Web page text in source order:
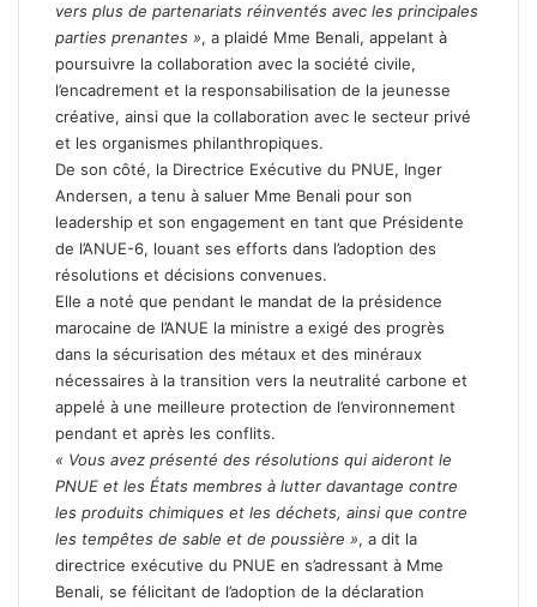
vers plus de partenariats réinventés avec les principales
parties prenantes », a plaidé Mme Benali, appelant à
poursuivre la collaboration avec la société civile,
l’encadrement et la responsabilisation de la jeunesse
créative, ainsi que la collaboration avec le secteur privé
et les organismes philanthropiques.
De son côté, la Directrice Exécutive du PNUE, Inger
Andersen, a tenu à saluer Mme Benali pour son
leadership et son engagement en tant que Présidente
de l’ANUE-6, louant ses efforts dans l’adoption des
résolutions et décisions convenues.
Elle a noté que pendant le mandat de la présidence
marocaine de l’ANUE la ministre a exigé des progrès
dans la sécurisation des métaux et des minéraux
nécessaires à la transition vers la neutralité carbone et
appelé à une meilleure protection de l’environnement
pendant et après les conflits.
« Vous avez présenté des résolutions qui aideront le
PNUE et les États membres à lutter davantage contre
les produits chimiques et les déchets, ainsi que contre
les tempêtes de sable et de poussière », a dit la
directrice exécutive du PNUE en s’adressant à Mme
Benali, se félicitant de l’adoption de la déclaration